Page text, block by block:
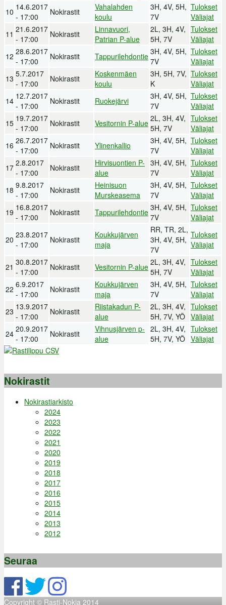
10 14.6.2017
- 17:00
Nokirastit
Vahalahden
koulu
3H, 4V, 5H,
7V
Tulokset
Väliajat
11 21.6.2017
- 17:00
Nokirastit
Linnavuori,
Patrian P-alue
2L, 3H, 4V,
5H, 7V
Tulokset
Väliajat
12 28.6.2017
- 17:00
Nokirastit Tappurilehdontie 3H, 4V, 5H,
7V
Tulokset
Väliajat
13 5.7.2017
- 17:00
Nokirastit
Koskenmäen
koulu
3H, 5H, 7V,
K
Tulokset
Väliajat
14 12.7.2017
- 17:00
Nokirastit Ruokejärvi
3H, 4V, 5H,
7V
Tulokset
Väliajat
15 19.7.2017
- 17:00
Nokirastit Vesitornin P-alue 2L, 3H, 4V,
5H, 7V
Tulokset
Väliajat
16 26.7.2017
- 17:00
Nokirastit Ylinenkallio
3H, 4V, 5H,
7V
Tulokset
Väliajat
17 2.8.2017
- 17:00
Nokirastit
Hirvisuontien P-
alue
3H, 4V, 5H,
7V
Tulokset
Väliajat
18 9.8.2017
- 17:00
Nokirastit
Heinisuon
Murskeasema
3H, 4V, 5H,
7V
Tulokset
Väliajat
19 16.8.2017
- 17:00
Nokirastit Tappurilehdontie 3H, 4V, 5H,
7V
Tulokset
Väliajat
20 23.8.2017
- 17:00
Nokirastit
Koukkujärven
maja
RR, TR, 2L,
3H, 4V, 5H,
7V
Tulokset
Väliajat
21 30.8.2017
- 17:00
Nokirastit Vesitornin P-alue 2L, 3H, 4V,
5H, 7V
Tulokset
Väliajat
22 6.9.2017
- 17:00
Nokirastit
Koukkujärven
maja
3H, 4V, 5H,
7V
Tulokset
Väliajat
23 13.9.2017
- 17:00
Nokirastit
Riistakadun P-
alue
2L, 3H, 4V,
5H, 7V, YÖ
Tulokset
Väliajat
24 20.9.2017
- 17:00
Nokirastit
Vihnusjärven p-
alue
2L, 3H, 4V,
5H, 7V, YÖ
Tulokset
Väliajat
Nokirastit
Nokirastiarkisto
2024
2023
2022
2021
2020
2019
2018
2017
2016
2015
2014
2013
2012
Seuraa
Copyright © Rasti-Nokia 2014